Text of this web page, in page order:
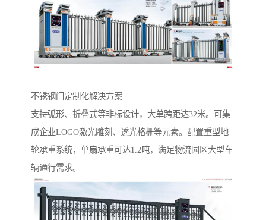
不锈钢门定制化解决方案‌
支持弧形、折叠式等非标设计，大单跨距达32米。可集
成企业LOGO激光雕刻、透光格栅等元素。配置重型地
轮承重系统，单扇承重可达1.2吨，满足物流园区大型车
辆通行需求。